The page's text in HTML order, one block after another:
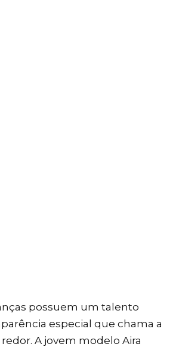
possuem um talento
especial que chama a
A jovem modelo Aira